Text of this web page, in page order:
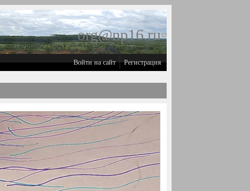
org@np16.ru(ссылка для
отправки
Войти на сайт Регистрация